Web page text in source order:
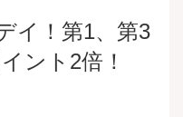
イ！第1、第3
ント2倍！